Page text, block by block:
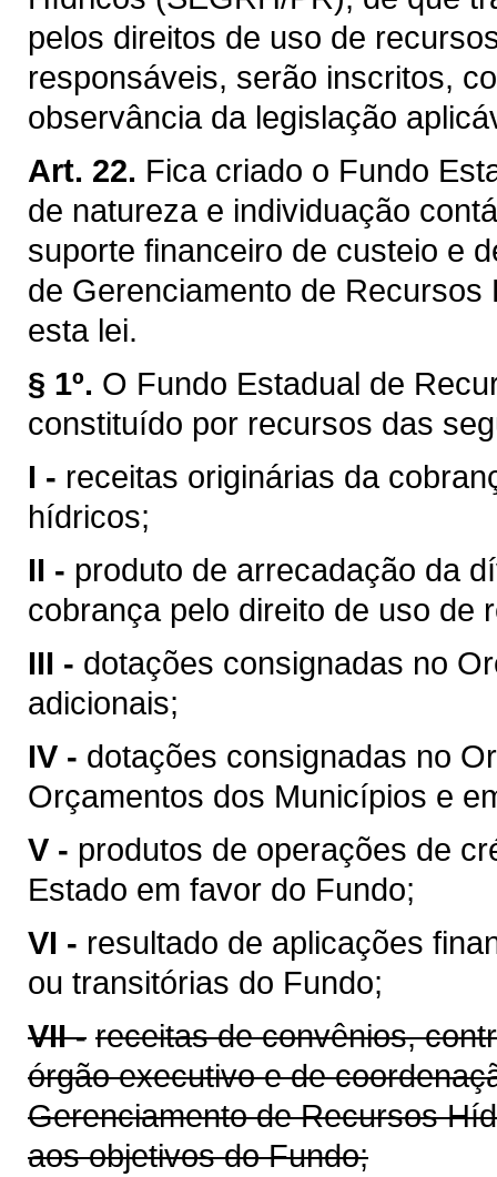
pelos direitos de uso de
responsáveis, serão inscritos,
observância da legislação
Art. 22. Fica criado o Fundo
de natureza e individuação
suporte financeiro de custeio e
de Gerenciamento de
esta lei.
§ 1º. O Fundo Estadual de
constituído por recursos das
I - receitas originárias da
hídricos;
II - produto de arrecadação da
cobrança pelo direito de uso de
III - dotações consignadas no
adicionais;
IV - dotações consignadas no
Orçamentos dos Municípios e
V - produtos de operações de
Estado em favor do Fundo;
VI - resultado de aplicações
ou transitórias do Fundo;
VII - receitas de convênios,
órgão executivo e de
Gerenciamento de Recursos
aos objetivos do Fundo;